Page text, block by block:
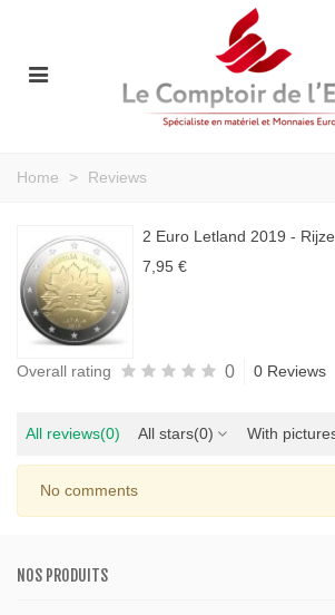
Home > Reviews
2 Euro Letland 2019 -
7,95 €
Overall rating 0 0 Reviews
All reviews(0) All stars(0) With
No comments
NOS PRODUITS